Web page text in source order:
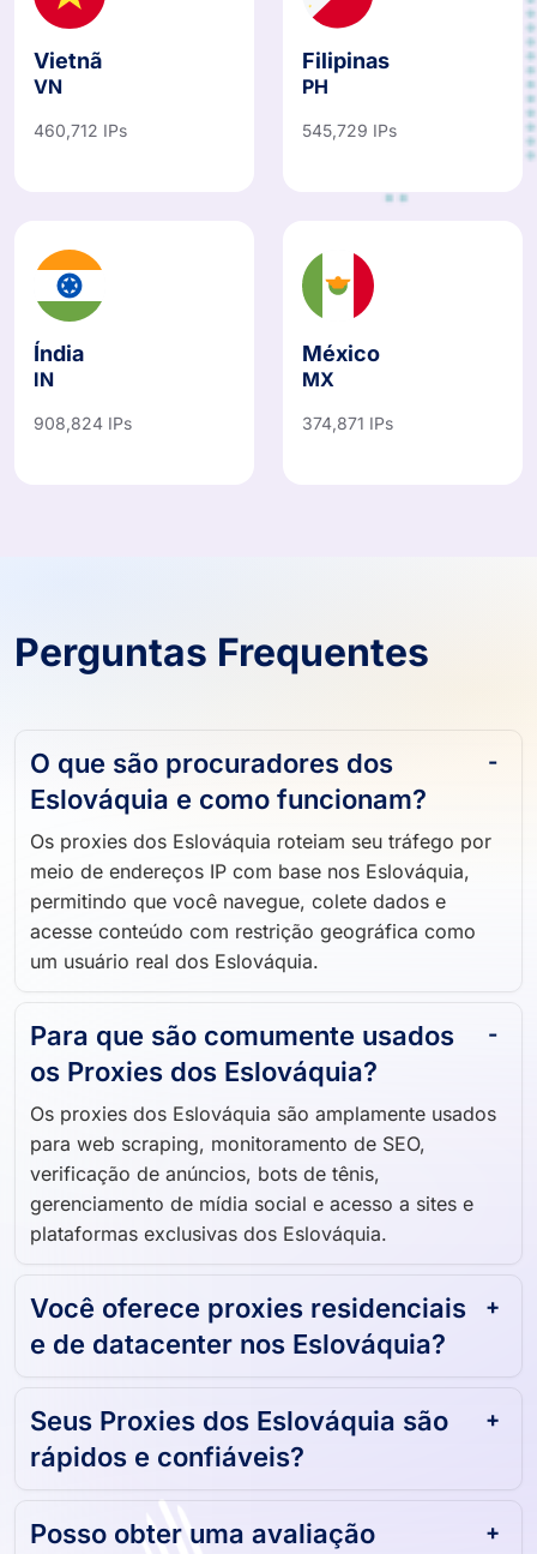
Vietnã
VN
460,712 IPs
Filipinas
PH
545,729 IPs
Índia
IN
908,824 IPs
México
MX
374,871 IPs
Perguntas Frequentes
O que são procuradores dos
Eslováquia e como funcionam?
Os proxies dos Eslováquia roteiam seu tráfego por
meio de endereços IP com base nos Eslováquia,
permitindo que você navegue, colete dados e
acesse conteúdo com restrição geográfica como
um usuário real dos Eslováquia.
Para que são comumente usados ​​
os Proxies dos Eslováquia?
Os proxies dos Eslováquia são amplamente usados ​​
para web scraping, monitoramento de SEO,
verificação de anúncios, bots de tênis,
gerenciamento de mídia social e acesso a sites e
plataformas exclusivas dos Eslováquia.
Você oferece proxies residenciais
e de datacenter nos Eslováquia?
Seus Proxies dos Eslováquia são
rápidos e confiáveis?
Posso obter uma avaliação